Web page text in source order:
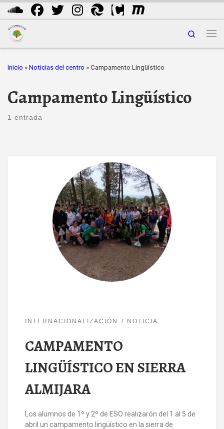
Saltar al contenido
Search
Inicio » Noticias del centro » Campamento Lingüístico
Campamento Lingüístico
1 entrada
INTERNACIONALIZACIÓN NOTICIA
CAMPAMENTO
LINGÜÍSTICO EN SIERRA
ALMIJARA
Los alumnos de 1º y 2º de ESO realizarón del 1 al 5 de
abril un campamento lingüístico en la sierra de